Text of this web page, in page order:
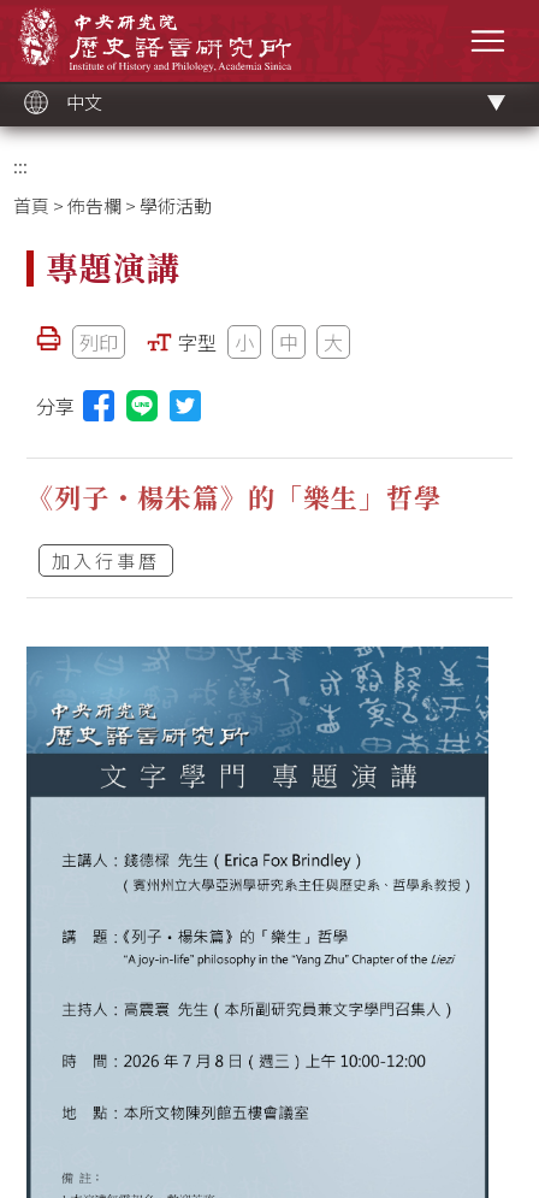
中文
:::
首頁 >佈告欄> 學術活動
專題演講
列印 字型 小 中 大
分享 分享本頁至Line(另開視窗)
《列子・楊朱篇》的「樂生」哲學
加入行事曆